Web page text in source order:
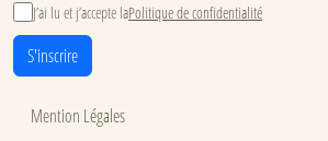
J’ai lu et j’accepte laPolitique de confidentialité
S'inscrire
Mention Légales